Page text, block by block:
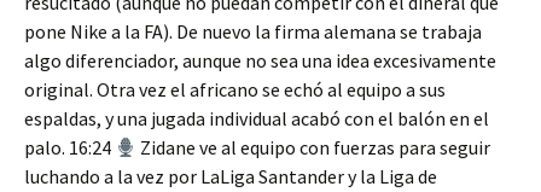
pone Nike a la FA). De nuevo la firma alemana se trabaja
algo diferenciador, aunque no sea una idea excesivamente
original. Otra vez el africano se echó al equipo a sus
espaldas, y una jugada individual acabó con el balón en el
palo. 16:24
Zidane ve al equipo con fuerzas para seguir
luchando a la vez por LaLiga Santander y la Liga de